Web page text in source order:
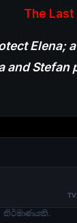
The Last
and Stefan
නිර්මාණයකි.